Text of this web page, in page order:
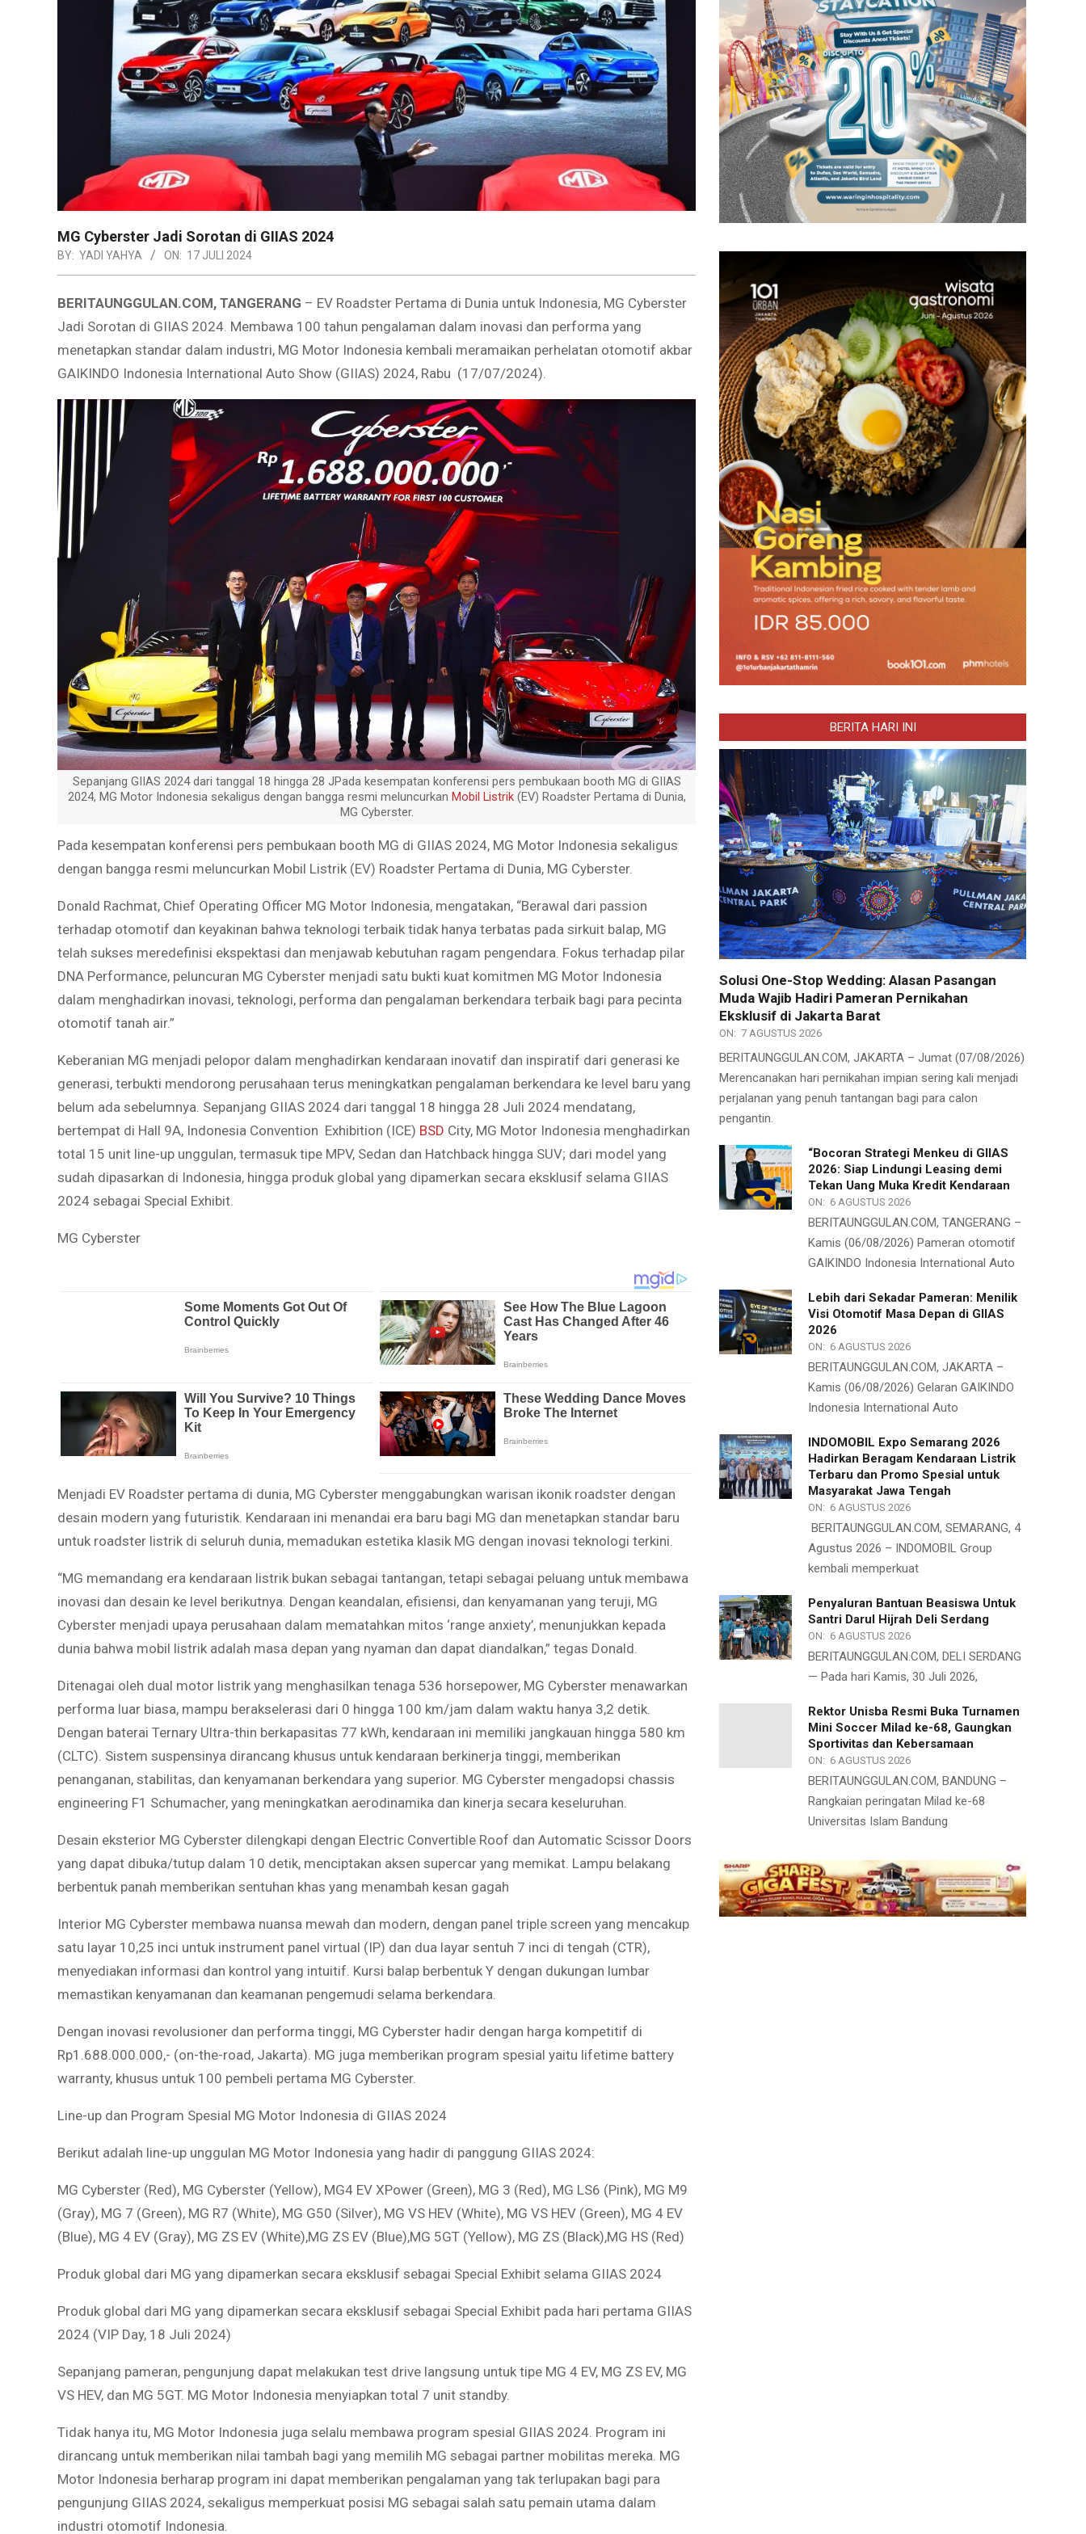
MG Cyberster Jadi Sorotan di GIIAS 2024
BY: YADI YAHYA ON: 17 JULI 2024
BERITAUNGGULAN.COM, TANGERANG – EV Roadster Pertama di Dunia untuk Indonesia, MG Cyberster
Jadi Sorotan di GIIAS 2024. Membawa 100 tahun pengalaman dalam inovasi dan performa yang
menetapkan standar dalam industri, MG Motor Indonesia kembali meramaikan perhelatan otomotif akbar
GAIKINDO Indonesia International Auto Show (GIIAS) 2024, Rabu (17/07/2024).
Sepanjang GIIAS 2024 dari tanggal 18 hingga 28 JPada kesempatan konferensi pers pembukaan booth MG di GIIAS
2024, MG Motor Indonesia sekaligus dengan bangga resmi meluncurkan Mobil Listrik(EV) Roadster Pertama di Dunia,
MG Cyberster.
Pada kesempatan konferensi pers pembukaan booth MG di GIIAS 2024, MG Motor Indonesia sekaligus
dengan bangga resmi meluncurkan Mobil Listrik (EV) Roadster Pertama di Dunia, MG Cyberster.
Donald Rachmat, Chief Operating Officer MG Motor Indonesia, mengatakan, “Berawal dari passion
terhadap otomotif dan keyakinan bahwa teknologi terbaik tidak hanya terbatas pada sirkuit balap, MG
telah sukses meredefinisi ekspektasi dan menjawab kebutuhan ragam pengendara. Fokus terhadap pilar
DNA Performance, peluncuran MG Cyberster menjadi satu bukti kuat komitmen MG Motor Indonesia
dalam menghadirkan inovasi, teknologi, performa dan pengalaman berkendara terbaik bagi para pecinta
otomotif tanah air.”
Keberanian MG menjadi pelopor dalam menghadirkan kendaraan inovatif dan inspiratif dari generasi ke
generasi, terbukti mendorong perusahaan terus meningkatkan pengalaman berkendara ke level baru yang
belum ada sebelumnya. Sepanjang GIIAS 2024 dari tanggal 18 hingga 28 Juli 2024 mendatang,
bertempat di Hall 9A, Indonesia Convention Exhibition (ICE) BSD City, MG Motor Indonesia menghadirkan
total 15 unit line-up unggulan, termasuk tipe MPV, Sedan dan Hatchback hingga SUV; dari model yang
sudah dipasarkan di Indonesia, hingga produk global yang dipamerkan secara eksklusif selama GIIAS
2024 sebagai Special Exhibit.
MG Cyberster
Menjadi EV Roadster pertama di dunia, MG Cyberster menggabungkan warisan ikonik roadster dengan
desain modern yang futuristik. Kendaraan ini menandai era baru bagi MG dan menetapkan standar baru
untuk roadster listrik di seluruh dunia, memadukan estetika klasik MG dengan inovasi teknologi terkini.
“MG memandang era kendaraan listrik bukan sebagai tantangan, tetapi sebagai peluang untuk membawa
inovasi dan desain ke level berikutnya. Dengan keandalan, efisiensi, dan kenyamanan yang teruji, MG
Cyberster menjadi upaya perusahaan dalam mematahkan mitos ‘range anxiety’, menunjukkan kepada
dunia bahwa mobil listrik adalah masa depan yang nyaman dan dapat diandalkan,” tegas Donald.
Ditenagai oleh dual motor listrik yang menghasilkan tenaga 536 horsepower, MG Cyberster menawarkan
performa luar biasa, mampu berakselerasi dari 0 hingga 100 km/jam dalam waktu hanya 3,2 detik.
Dengan baterai Ternary Ultra-thin berkapasitas 77 kWh, kendaraan ini memiliki jangkauan hingga 580 km
(CLTC). Sistem suspensinya dirancang khusus untuk kendaraan berkinerja tinggi, memberikan
penanganan, stabilitas, dan kenyamanan berkendara yang superior. MG Cyberster mengadopsi chassis
engineering F1 Schumacher, yang meningkatkan aerodinamika dan kinerja secara keseluruhan.
Desain eksterior MG Cyberster dilengkapi dengan Electric Convertible Roof dan Automatic Scissor Doors
yang dapat dibuka/tutup dalam 10 detik, menciptakan aksen supercar yang memikat. Lampu belakang
berbentuk panah memberikan sentuhan khas yang menambah kesan gagah
Interior MG Cyberster membawa nuansa mewah dan modern, dengan panel triple screen yang mencakup
satu layar 10,25 inci untuk instrument panel virtual (IP) dan dua layar sentuh 7 inci di tengah (CTR),
menyediakan informasi dan kontrol yang intuitif. Kursi balap berbentuk Y dengan dukungan lumbar
memastikan kenyamanan dan keamanan pengemudi selama berkendara.
Dengan inovasi revolusioner dan performa tinggi, MG Cyberster hadir dengan harga kompetitif di
Rp1.688.000.000,- (on-the-road, Jakarta). MG juga memberikan program spesial yaitu lifetime battery
warranty, khusus untuk 100 pembeli pertama MG Cyberster.
Line-up dan Program Spesial MG Motor Indonesia di GIIAS 2024
Berikut adalah line-up unggulan MG Motor Indonesia yang hadir di panggung GIIAS 2024:
MG Cyberster (Red), MG Cyberster (Yellow), MG4 EV XPower (Green), MG 3 (Red), MG LS6 (Pink), MG M9
(Gray), MG 7 (Green), MG R7 (White), MG G50 (Silver), MG VS HEV (White), MG VS HEV (Green), MG 4 EV
(Blue), MG 4 EV (Gray), MG ZS EV (White),MG ZS EV (Blue),MG 5GT (Yellow), MG ZS (Black),MG HS (Red)
Produk global dari MG yang dipamerkan secara eksklusif sebagai Special Exhibit selama GIIAS 2024
Produk global dari MG yang dipamerkan secara eksklusif sebagai Special Exhibit pada hari pertama GIIAS
2024 (VIP Day, 18 Juli 2024)
Sepanjang pameran, pengunjung dapat melakukan test drive langsung untuk tipe MG 4 EV, MG ZS EV, MG
VS HEV, dan MG 5GT. MG Motor Indonesia menyiapkan total 7 unit standby.
Tidak hanya itu, MG Motor Indonesia juga selalu membawa program spesial GIIAS 2024. Program ini
dirancang untuk memberikan nilai tambah bagi yang memilih MG sebagai partner mobilitas mereka. MG
Motor Indonesia berharap program ini dapat memberikan pengalaman yang tak terlupakan bagi para
pengunjung GIIAS 2024, sekaligus memperkuat posisi MG sebagai salah satu pemain utama dalam
industri otomotif Indonesia.
BERITA HARI INI
Solusi One-Stop Wedding: Alasan Pasangan
Muda Wajib Hadiri Pameran Pernikahan
Eksklusif di Jakarta Barat
ON: 7 AGUSTUS 2026
BERITAUNGGULAN.COM, JAKARTA – Jumat (07/08/2026)
Merencanakan hari pernikahan impian sering kali menjadi
perjalanan yang penuh tantangan bagi para calon
pengantin.
“Bocoran Strategi Menkeu di GIIAS
2026: Siap Lindungi Leasing demi
Tekan Uang Muka Kredit Kendaraan
ON: 6 AGUSTUS 2026
BERITAUNGGULAN.COM, TANGERANG –
Kamis (06/08/2026) Pameran otomotif
GAIKINDO Indonesia International Auto
Lebih dari Sekadar Pameran: Menilik
Visi Otomotif Masa Depan di GIIAS
2026
ON: 6 AGUSTUS 2026
BERITAUNGGULAN.COM, JAKARTA –
Kamis (06/08/2026) Gelaran GAIKINDO
Indonesia International Auto
INDOMOBIL Expo Semarang 2026
Hadirkan Beragam Kendaraan Listrik
Terbaru dan Promo Spesial untuk
Masyarakat Jawa Tengah
ON: 6 AGUSTUS 2026
BERITAUNGGULAN.COM, SEMARANG, 4
Agustus 2026 – INDOMOBIL Group
kembali memperkuat
Penyaluran Bantuan Beasiswa Untuk
Santri Darul Hijrah Deli Serdang
ON: 6 AGUSTUS 2026
BERITAUNGGULAN.COM, DELI SERDANG
— Pada hari Kamis, 30 Juli 2026,
Rektor Unisba Resmi Buka Turnamen
Mini Soccer Milad ke-68, Gaungkan
Sportivitas dan Kebersamaan
ON: 6 AGUSTUS 2026
BERITAUNGGULAN.COM, BANDUNG –
Rangkaian peringatan Milad ke-68
Universitas Islam Bandung